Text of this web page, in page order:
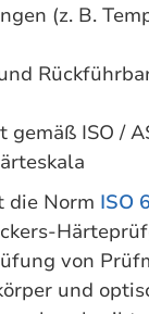
(z. B.
ISO /
die Norm ISO
von
und